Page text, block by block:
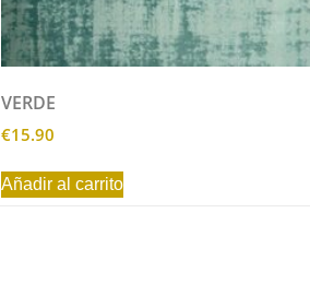
VERDE
€15.90
Añadir al carrito